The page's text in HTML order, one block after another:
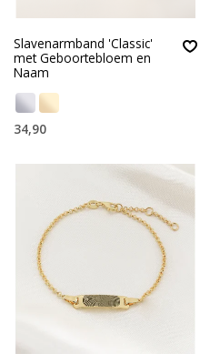
Slavenarmband 'Classic'
met Geboortebloem en
Naam
34,90